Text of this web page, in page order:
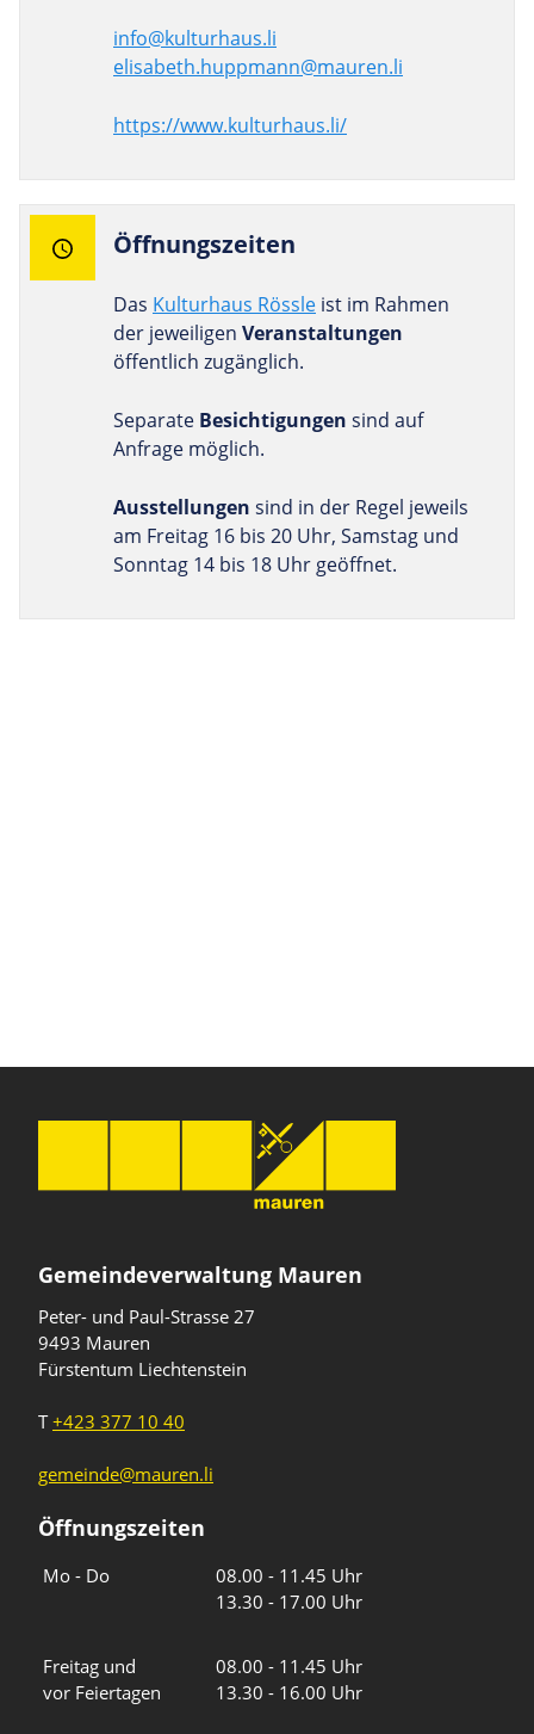
info@kulturhaus.li
elisabeth.huppmann@mauren.li
https://www.kulturhaus.li/
Öff­nungs­zeiten
Das Kulturhaus Rössle ist im Rahmen
der jeweiligen Veranstaltungen
öffentlich zugänglich.
Separate Besichtigungen sind auf
Anfrage möglich.
Ausstellungen sind in der Regel jeweils
am Freitag 16 bis 20 Uhr, Samstag und
Sonntag 14 bis 18 Uhr geöffnet.
Gemeindeverwaltung Mauren
Peter- und Paul-Strasse 27
9493 Mauren
Fürstentum Liechtenstein
T+423 377 10 40
gemeinde@mauren.li
Öffnungszeiten
Mo - Do
08.00 - 11.45 Uhr
13.30 - 17.00 Uhr
Freitag und
vor Feiertagen
08.00 - 11.45 Uhr
13.30 - 16.00 Uhr